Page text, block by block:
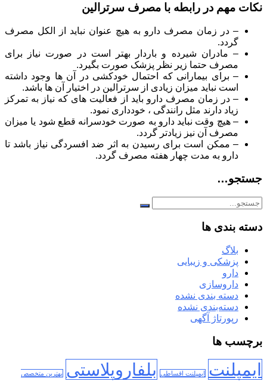
نکات مهم در رابطه با مصرف سرترالین
– در زمان مصرف دارو به هیچ عنوان نباید از الکل مصرف
گردد.
– مادران شیرده و باردار بهتر است در صورت نیاز برای
مصرف حتما زیر نظر پزشک صورت بگیرد.
– برای بیمارانی که احتمال خودکشی در آن ها وجود داشته
است نباید میزان زیادی از سرترالین در اختیار آن ها باشد.
– در زمان مصرف دارو باید از فعالیت های که نیاز به تمرکز
زیاد دارند مثل رانندگی ، خودداری نمود.
– هیچ وقت نباید دارو به صورت خودسرانه قطع شود یا میزان
مصرف آن نیز زیادتر گردد.
– ممکن است برای رسیدن به اثر ضد افسردگی نیاز باشد تا
دارو به مدت چهار هفته مصرف گردد.
جستجو…
دسته بندی ها
بلاگ
پزشکی و زیبایی
دارو
داروسازی
دسته بندی نشده
دسته‌بندی نشده
رپورتاژ آگهی
برچسب ها
ایمپلنت ایمپلنت اقساطی بلفاروپلاستی
بهترین متخصص